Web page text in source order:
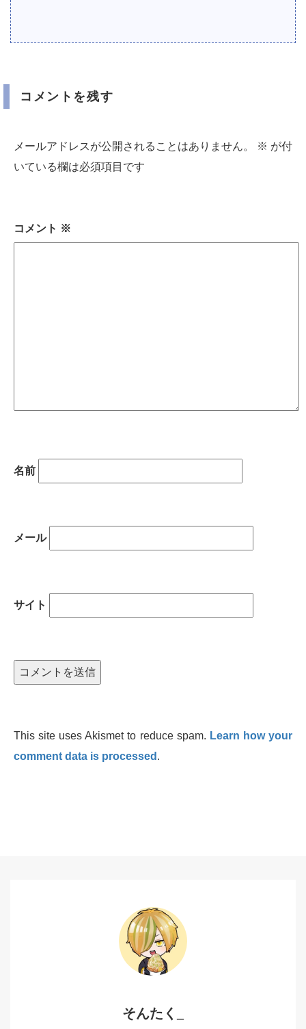
コメントを残す
メールアドレスが公開されることはありません。 ※ が付
いている欄は必須項目です
コメント ※
名前
メール
サイト
This site uses Akismet to reduce spam. Learn how your
comment data is processed .
そんたく_